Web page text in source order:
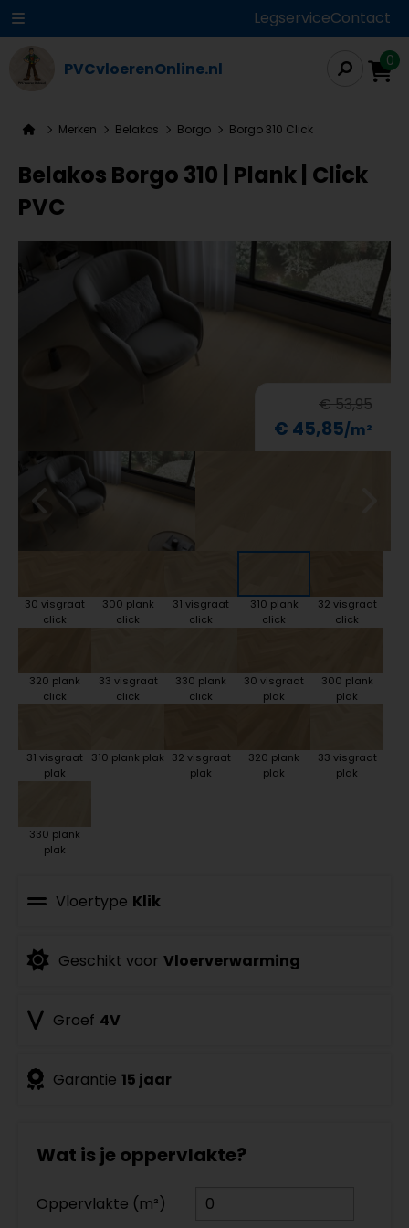
LegserviceContact
PVCvloerenOnline.nl 0
Merken Belakos Borgo Borgo 310 Click
Belakos Borgo 310 | Plank | Click
PVC
€ 53,95
€ 45,85
30 visgraat
click
300 plank
click
31 visgraat
click
310 plank
click
32 visgraat
click
320 plank
click
33 visgraat
click
330 plank
click
30 visgraat
plak
300 plank
plak
31 visgraat
plak
310 plank plak
32 visgraat
plak
320 plank
plak
33 visgraat
plak
330 plank
plak
Vloertype Klik
Geschikt voor Vloerverwarming
Groef 4V
Garantie 15 jaar
Wat is je oppervlakte?
Oppervlakte (m²)